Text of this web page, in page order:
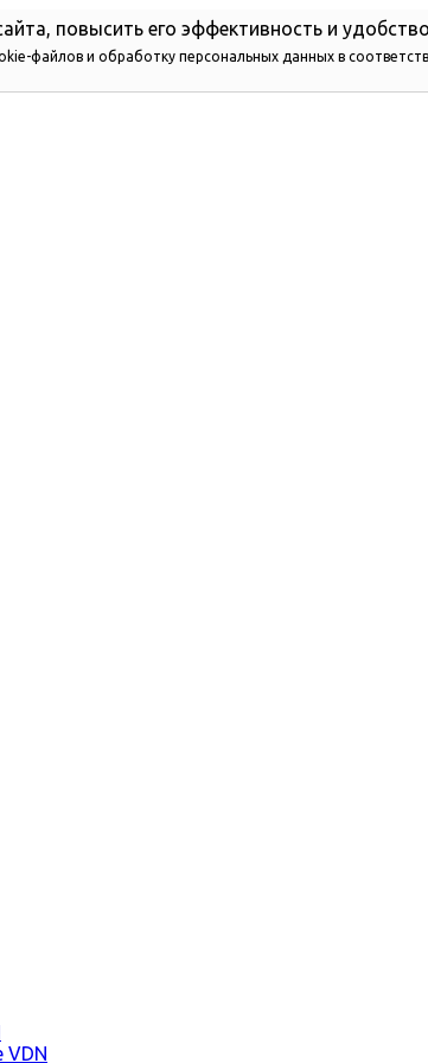
повысить его эффективность и
файлов и обработку персональных данных в